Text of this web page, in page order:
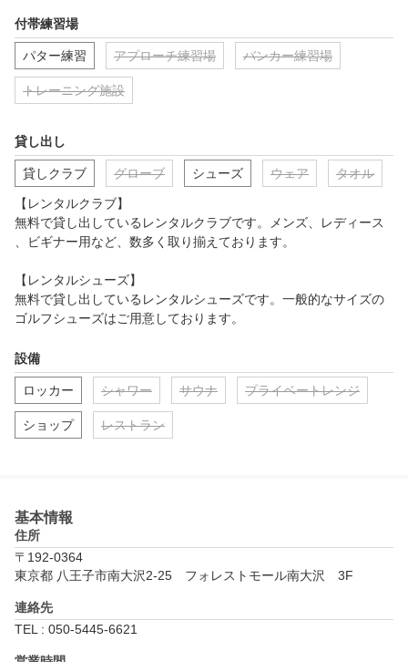
いつもの環境で練習したり、基礎の再確認や苦手シチュエーショ
ンでの特訓など目的に合わせて色々なモードを選んで練習するこ
とができます。
ゲーム感覚で楽しみながら上達できるモードもあり、退屈だと思
われがちな「練習」を習慣付けることが期待できます。
②マイモ動画でスイングチェック
正面後方のスイング動画を録画、再生、スロー再生、コマ送りす
ることができ専用アプリにスイングを保存することもできます。
また、線を引いてスイングのズレや動きを確認できたり、8つのポ
ジションをプロと比較してチェックすることができます。
ハイスピードカメラを使用した弾道解析は正確なボールの軌道を
再現し、ターゲットに対するショットの精度が確認できます。
また、クラブヘッドの軌道に対してインパクト時のフェイス向き
きます。
そして、データを比較して最適なクラブを見つけることができる
フィッティングモードもおすすめです。
④専用アプリでいつでも確認
付帯練習場
パター練習 アプローチ練習場 バンカー練習場
トレーニング施設
貸し出し
貸しクラブ グローブ シューズ ウェア タオル
【レンタルクラブ】
無料で貸し出しているレンタルクラブです。メンズ、レディース
、ビギナー用など、数多く取り揃えております。
【レンタルシューズ】
無料で貸し出しているレンタルシューズです。一般的なサイズの
ゴルフシューズはご用意しております。
設備
ロッカー シャワー サウナ プライベートレンジ
ショップ レストラン
基本情報
住所
〒192-0364
東京都 八王子市南大沢2-25　フォレストモール南大沢　3F
連絡先
TEL : 050-5445-6621